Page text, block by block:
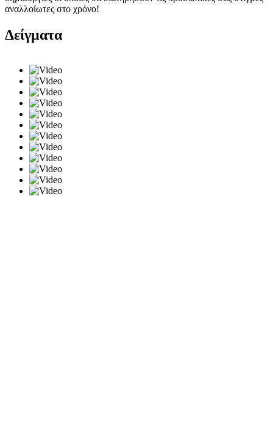
αναλλοίωτες στο χρόνο!
Δείγματα